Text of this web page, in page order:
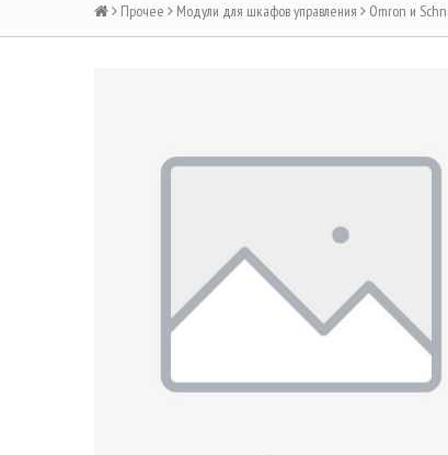
Прочее Модули для шкафов управления Omron и